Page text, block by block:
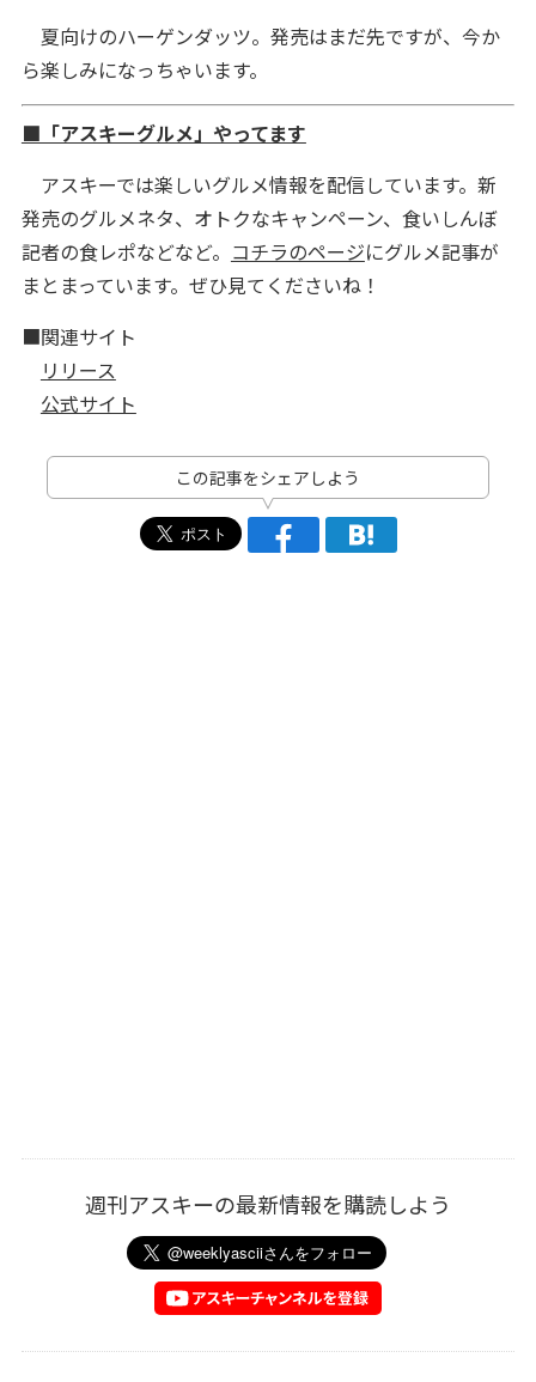
夏向けのハーゲンダッツ。発売はまだ先ですが、今か
ら楽しみになっちゃいます。
■「アスキーグルメ」やってます
アスキーでは楽しいグルメ情報を配信しています。新
発売のグルメネタ、オトクなキャンペーン、食いしんぼ
記者の食レポなどなど。 コチラのページにグルメ記事が
まとまっています。ぜひ見てくださいね！
■関連サイト
リリース
公式サイト
この記事をシェアしよう
週刊アスキーの最新情報を購読しよう